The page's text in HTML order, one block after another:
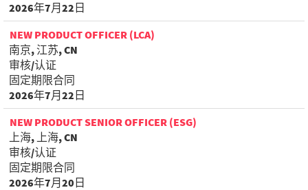
2026年7月22日
NEW PRODUCT OFFICER (LCA)
南京, 江苏, CN
审核/认证
固定期限合同
2026年7月22日
NEW PRODUCT SENIOR OFFICER (ESG)
上海, 上海, CN
审核/认证
固定期限合同
2026年7月20日